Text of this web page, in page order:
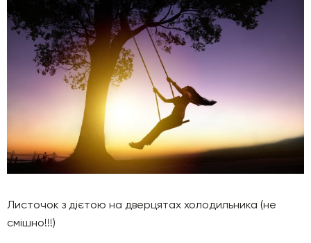
Листочок з дієтою на дверцятах холодильника (не
смішно!!!)